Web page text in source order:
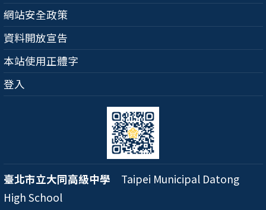
網站安全政策
資料開放宣告
本站使用正體字
登入
臺北市立大同高級中學 Taipei Municipal Datong
High School